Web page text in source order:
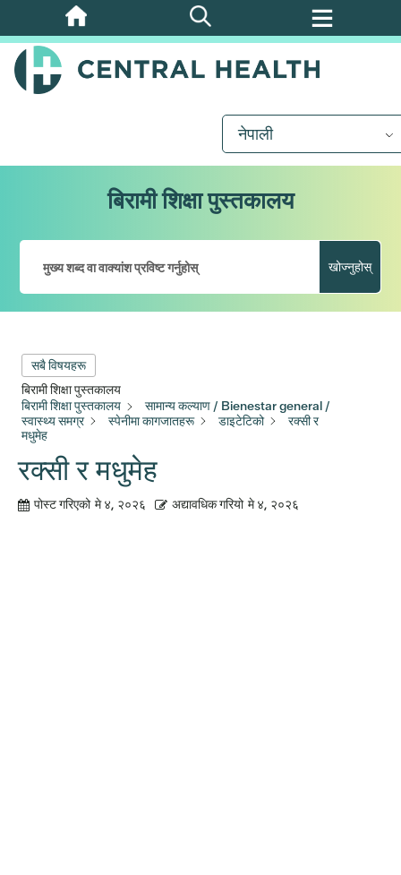
मुख्य
सामग्रीमा
जानुहोस्
नेपाली
बिरामी शिक्षा पुस्तकालय
खोज्नुहोस्
सबै विषयहरू
बिरामी शिक्षा पुस्तकालय
बिरामी शिक्षा पुस्तकालय
सामान्य कल्याण / Bienestar general /
स्वास्थ्य समग्र
स्पेनीमा कागजातहरू डाइटेटिको
रक्सी र
मधुमेह
रक्सी र मधुमेह
पोस्ट गरिएको मे ४, २०२६ अद्यावधिक गरियो मे ४, २०२६